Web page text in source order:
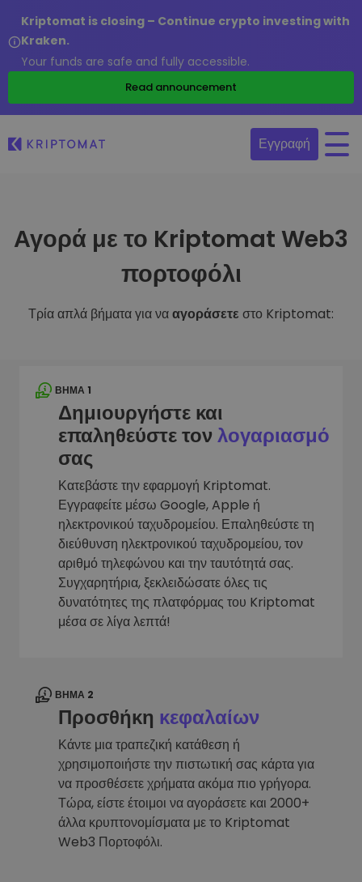
Kriptomat is closing – Continue crypto investing with
Kraken.
Your funds are safe and fully accessible.
Read announcement
Εγγραφή
Αγορά με το Kriptomat Web3
πορτοφόλι
Τρία απλά βήματα για νααγοράσετε στο Kriptomat:
ΒΉΜΑ 1
Δημιουργήστε και
επαληθεύστε τονλογαριασμό
σας
Κατεβάστε την εφαρμογή Kriptomat.
Εγγραφείτε μέσω Google, Apple ή
ηλεκτρονικού ταχυδρομείου. Επαληθεύστε τη
διεύθυνση ηλεκτρονικού ταχυδρομείου, τον
αριθμό τηλεφώνου και την ταυτότητά σας.
Συγχαρητήρια, ξεκλειδώσατε όλες τις
δυνατότητες της πλατφόρμας του Kriptomat
μέσα σε λίγα λεπτά!
ΒΉΜΑ 2
Προσθήκη κεφαλαίων
Κάντε μια τραπεζική κατάθεση ή
χρησιμοποιήστε την πιστωτική σας κάρτα για
να προσθέσετε χρήματα ακόμα πιο γρήγορα.
Τώρα, είστε έτοιμοι να αγοράσετε και 2000+
άλλα κρυπτονομίσματα με το Kriptomat
Web3 Πορτοφόλι.